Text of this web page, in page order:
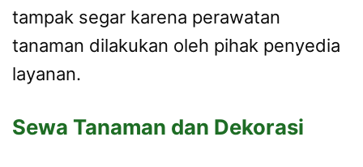
tampak segar karena perawatan
tanaman dilakukan oleh pihak penyedia
layanan.
Sewa Tanaman dan Dekorasi